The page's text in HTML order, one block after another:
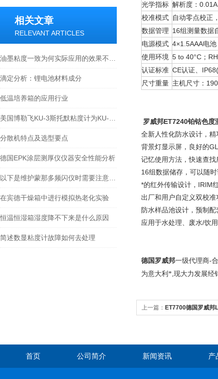
相关文章
RELEVANT ARTICLES
滴定分析：锂电池材料成分
低温培养箱的应用行业
分散机特点及选型要点
德国EPK涂层测厚仪仪器安全性能分析
在宾德干燥箱中进行模拟热老化实验
恒温恒湿箱湿度降不下来是什么原因
简述数显粘度计故障如何去处理
光学指标 解析度：
校准模式 自动零点校正
数据管理 16组测量数据
电源模式 4×1.5AAA电
使用环境 5 to 40°C；
认证标准 CE认证、
尺寸重量 主机尺寸：
罗威邦ET7240铂钴色度
全新人性化防水设计，
背景灯显示屏，良好的
记忆使用方法，快速查
16组数据储存，可以随
*的红外传输设计，IRIM
出厂和用户自定义双校
防水样品池设计，预制
应用于水处理、废水/饮
德国罗威邦一级代理商-
为意大利 * 现大力发展经
上一篇： ET7700德国罗威
首页 公司简介 新闻资讯 产